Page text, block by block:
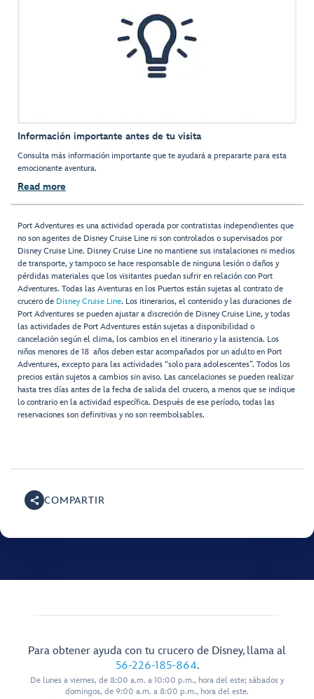
Información importante antes de tu visita
Consulta más información importante que te ayudará a prepararte para esta
emocionante aventura.
Read more
Port Adventures es una actividad operada por contratistas independientes que
no son agentes de Disney Cruise Line ni son controlados o supervisados por
Disney Cruise Line. Disney Cruise Line no mantiene sus instalaciones ni medios
de transporte, y tampoco se hace responsable de ninguna lesión o daños y
pérdidas materiales que los visitantes puedan sufrir en relación con Port
Adventures. Todas las Aventuras en los Puertos están sujetas al contrato de
crucero de Disney Cruise Line. Los itinerarios, el contenido y las duraciones de
Port Adventures se pueden ajustar a discreción de Disney Cruise Line, y todas
las actividades de Port Adventures están sujetas a disponibilidad o
cancelación según el clima, los cambios en el itinerario y la asistencia. Los
niños menores de 18 años deben estar acompañados por un adulto en Port
Adventures, excepto para las actividades “solo para adolescentes”. Todos los
precios están sujetos a cambios sin aviso. Las cancelaciones se pueden realizar
hasta tres días antes de la fecha de salida del crucero, a menos que se indique
lo contrario en la actividad específica. Después de ese período, todas las
reservaciones son definitivas y no son reembolsables.
COMPARTIR
Para obtener ayuda con tu crucero de Disney, llama al
56-226-185-864.
De lunes a viernes, de 8:00 a.m. a 10:00 p.m., hora del este; sábados y
domingos, de 9:00 a.m. a 8:00 p.m., hora del este.